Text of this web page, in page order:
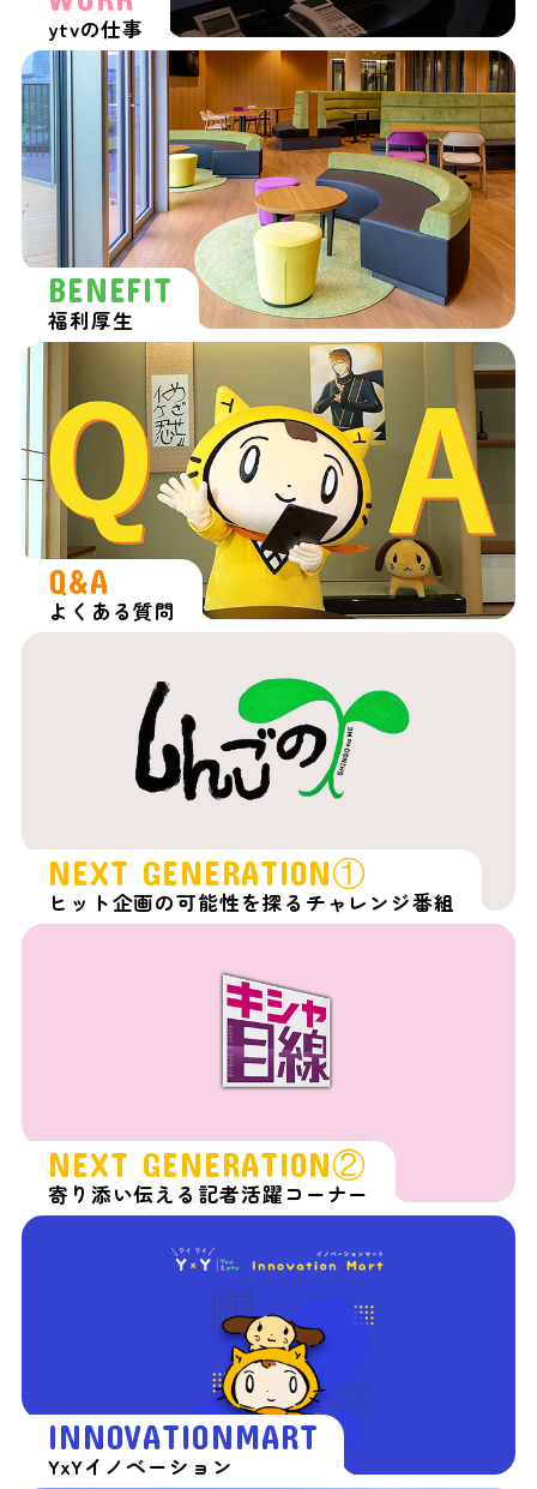
ytvの仕事
BENEFIT
福利厚生
Q&A
よくある質問
NEXT GENERATION①
ヒット企画の可能性を探るチャレンジ番組
NEXT GENERATION②
寄り添い伝える記者活躍コーナー
INNOVATIONMART
YxYイノベーション